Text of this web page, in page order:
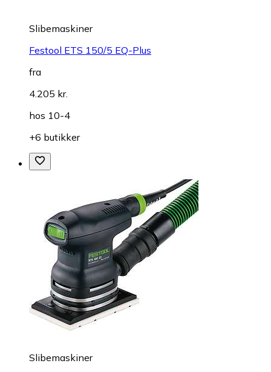
Slibemaskiner
Festool ETS 150/5 EQ-Plus
fra
4.205 kr.
hos 10-4
+6 butikker
Slibemaskiner